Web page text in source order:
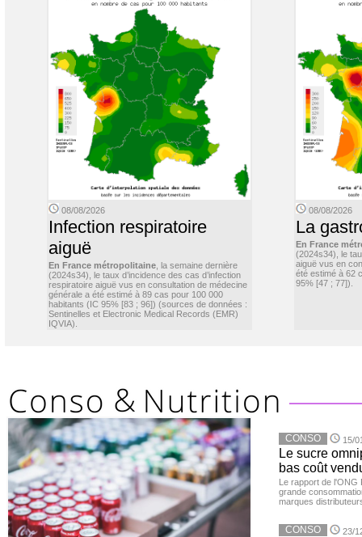
08/08/2026
Infection respiratoire
aiguë
En France métropolitaine , la semaine dernière
(2024s34), le taux d’incidence des cas d’infection
respiratoire aiguë vus en consultation de médecine
générale a été estimé à 89 cas pour 100 000
habitants (IC 95% [83 ; 96]) (sources de données :
Sentinelles et Electronic Medical Records (EMR)
IQVIA).
08/08/2026
La
En France
(2024s34), le
aiguë vus en
été estimé à 62
95% [47 ; 77]).
CONSO 15/
Le sucre
bas coût
Le rapport de l'ONG
grande
marques
CONSO 23/